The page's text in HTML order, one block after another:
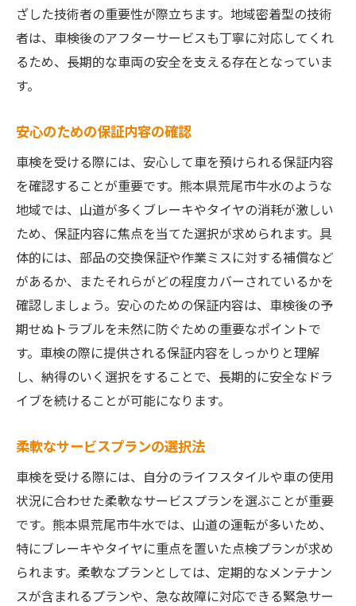
ざした技術者の重要性が際立ちます。地域密着型の技術
者は、車検後のアフターサービスも丁寧に対応してくれ
るため、長期的な車両の安全を支える存在となっていま
す。
安心のための保証内容の確認
車検を受ける際には、安心して車を預けられる保証内容
を確認することが重要です。熊本県荒尾市牛水のような
地域では、山道が多くブレーキやタイヤの消耗が激しい
ため、保証内容に焦点を当てた選択が求められます。具
体的には、部品の交換保証や作業ミスに対する補償など
があるか、またそれらがどの程度カバーされているかを
確認しましょう。安心のための保証内容は、車検後の予
期せぬトラブルを未然に防ぐための重要なポイントで
す。車検の際に提供される保証内容をしっかりと理解
し、納得のいく選択をすることで、長期的に安全なドラ
イブを続けることが可能になります。
柔軟なサービスプランの選択法
車検を受ける際には、自分のライフスタイルや車の使用
状況に合わせた柔軟なサービスプランを選ぶことが重要
です。熊本県荒尾市牛水では、山道の運転が多いため、
特にブレーキやタイヤに重点を置いた点検プランが求め
られます。柔軟なプランとしては、定期的なメンテナン
スが含まれるプランや、急な故障に対応できる緊急サー